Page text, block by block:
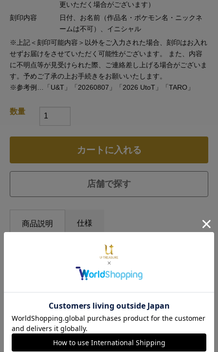
更いただく場合がございます）
刻印内容
日付、お名前（作品名・ポケモン名・ニックネ
ームは不可）、イニシャル
※上記＜刻印可能内容＞以外をご入力された場合、刻印はお入れ
せずお届けをさせていただく可能性がございます。 また、内容
に不明点等が見受けられた際、ご連絡差し上げる場合がございま
す。予めご了承の上お手続きをお願いいたします。
※参考例…「U&T」「20260807」「2026 UtoT」「TARO」
数量
カートに入れる
店舗で探す
商品説明 仕様
リングに秘めた遊び心は、ふたりだけのひみつ。 スクロー
ルの透かし模様にオスとメスの"ピカチュウ"が隠れていま
す。 キュービックジルコニアにそっと寄り添う姿は、これ
から始まる新しい人生のスタートを祝福してくれるよう。
※商品画像は、10号サイズで作製のイメージです。ご選択
のサイズによっては、完成品と印象が異なる可能性がござ
■発送について